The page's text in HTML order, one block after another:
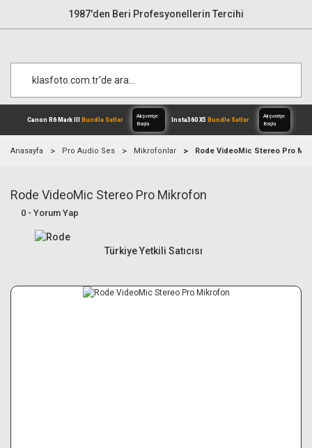
1987'den Beri Profesyonellerin Tercihi
Canon R6 Mark III Bundle Setler
Anasayfa Pro Audio Ses Mikrofonlar Rode VideoMic Stereo Pro
Rode VideoMic Stereo Pro Mikrofon
0 - Yorum Yap
Türkiye Yetkili Satıcısı